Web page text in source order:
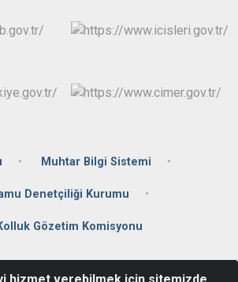
Muhtar Bilgi Sistemi
Denetçiliği Kurumu
Gözetim Komisyonu